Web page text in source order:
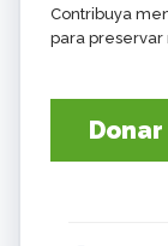
Contribuya
para preservar
Donar